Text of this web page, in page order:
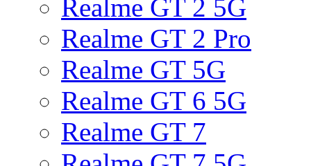
Realme GT 2 5G
Realme GT 2 Pro
Realme GT 5G
Realme GT 6 5G
Realme GT 7